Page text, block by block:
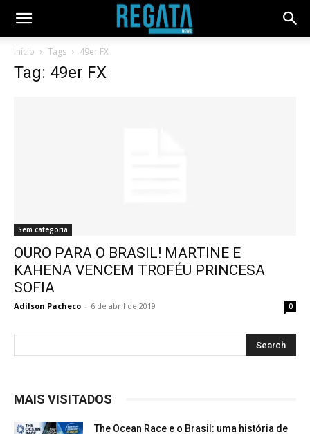
Início Tags 49er FX
Tag: 49er FX
Sem categoria
OURO PARA O BRASIL! MARTINE E
KAHENA VENCEM TROFÉU PRINCESA
SOFIA
Adilson Pacheco - 6 de abril de 2019 0
MAIS VISITADOS
The Ocean Race e o Brasil: uma história de